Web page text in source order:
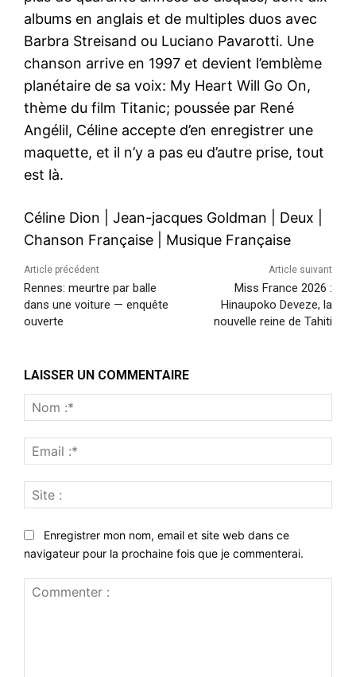
albums en anglais et de multiples duos avec
Barbra Streisand ou Luciano Pavarotti. Une
chanson arrive en 1997 et devient l’emblème
planétaire de sa voix: My Heart Will Go On,
thème du film Titanic; poussée par René
Angélil, Céline accepte d’en enregistrer une
maquette, et il n’y a pas eu d’autre prise, tout
est là.
Céline Dion Jean-jacques Goldman Deux
Chanson Française
Musique Française
Article précédent
Rennes: meurtre par balle
dans une voiture — enquête
ouverte
Article suivant
Miss France 2026 :
Hinaupoko Deveze, la
nouvelle reine de Tahiti
LAISSER UN COMMENTAIRE
:*
:*
:
Enregistrer mon nom, email et site web dans ce
navigateur pour la prochaine fois que je commenterai.